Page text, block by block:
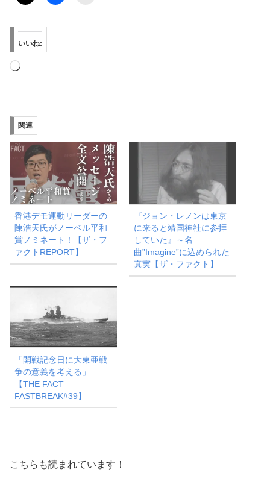
いいね:
読
み
中…
関連
香港デモ運動リーダーの
陳浩天氏がノーベル平和
賞ノミネート！【ザ・フ
ァクトREPORT】
『ジョン・レノンは東京
に来ると靖国神社に参拝
していた』～名
曲”Imagine”に込められた
真実【ザ・ファクト】
「開戦記念日に大東亜戦
争の意義を考える」
【THE FACT
FASTBREAK#39】
こちらも読まれています！